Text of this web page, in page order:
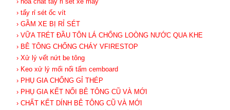
› tẩy rỉ sét ốc vít
› GẦM XE BỊ RỈ SÉT
› VỮA TRÉT ĐẦU TÔN LÁ CHỐNG LOÒNG NƯỚC QUA KHE
› BÊ TÔNG CHỐNG CHÁY VFIRESTOP
› Xử lý vết nứt be tông
› Keo xử lý mối nối tấm cemboard
› PHỤ GIA CHỐNG GỈ THÉP
› PHỤ GIA KẾT NỐI BÊ TÔNG CŨ VÀ MỚI
› CHẤT KẾT DÍNH BÊ TÔNG CŨ VÀ MỚI